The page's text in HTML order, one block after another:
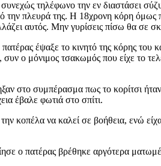
τηλέφωνο την εν διαστάσει
την πλευρά της. Η 18χρονη κόρη όμως
αυτός. Μην γυρίσεις πίσω θα σε
έψαξε το κινητό της κόρης του
ο μόνιμος τσακωμός που είχε το
στο συμπέρασμα πως το κορίτσι
έβαλε φωτιά στο σπίτι.
κοπέλα να καλεί σε βοήθεια, ενώ
ο πατέρας βρέθηκε αργότερα